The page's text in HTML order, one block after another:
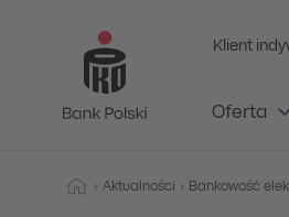
Klient
Oferta
Aktualności Bankowość